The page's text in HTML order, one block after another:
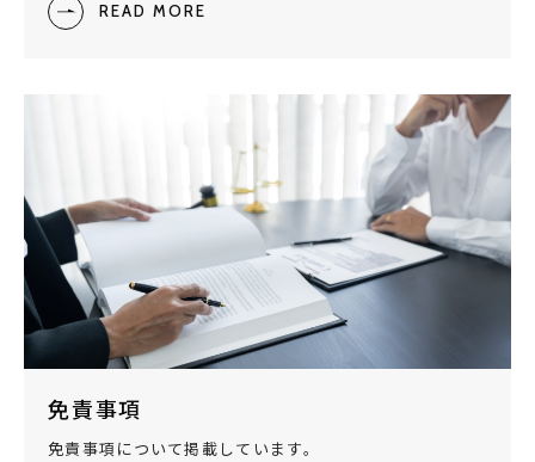
READ MORE
免責事項
免責事項について掲載しています。